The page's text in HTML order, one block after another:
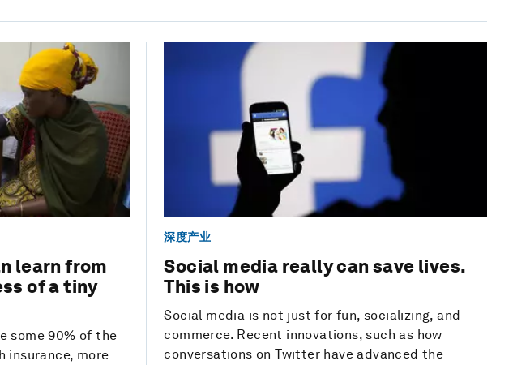
learn from
of a tiny
some 90% of the
insurance, more
深度产业
Social media really can save lives.
This is how
Social media is not just for fun, socializing, and
commerce. Recent innovations, such as how
conversations on Twitter have advanced the